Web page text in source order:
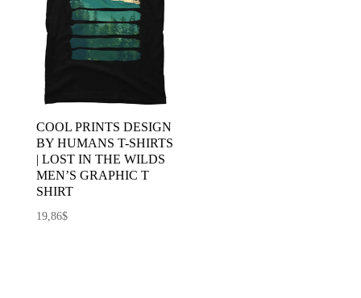
COOL PRINTS DESIGN
BY HUMANS T-SHIRTS
| LOST IN THE WILDS
MEN’S GRAPHIC T
SHIRT
19,86$